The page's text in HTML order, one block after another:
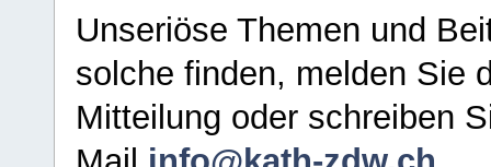
Unseriöse Themen und
solche finden, melden Sie
Mitteilung oder schreiben